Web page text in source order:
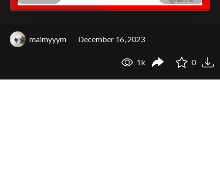
maimyyym December 16, 2023
1k 0